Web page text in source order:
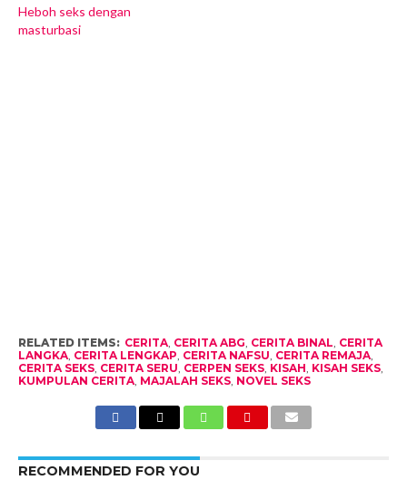
Heboh seks dengan
masturbasi
RELATED ITEMS: CERITA, CERITA ABG, CERITA BINAL, CERITA
LANGKA, CERITA LENGKAP, CERITA NAFSU, CERITA REMAJA,
CERITA SEKS, CERITA SERU, CERPEN SEKS, KISAH, KISAH SEKS,
KUMPULAN CERITA, MAJALAH SEKS, NOVEL SEKS
RECOMMENDED FOR YOU